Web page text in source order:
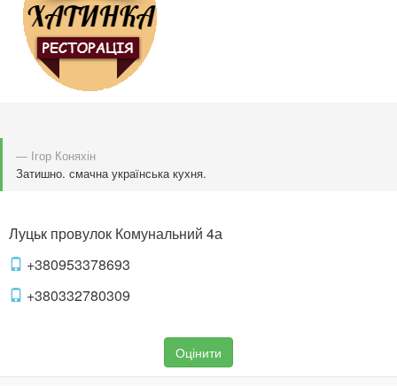
— Ігор Коняхін
Затишно. смачна українська кухня.
Луцьк провулок Комунальний 4а
+380953378693
+380332780309
Оцінити